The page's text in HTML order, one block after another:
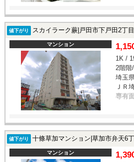
値下がり スカイラーク蕨|戸田市下戸田2丁
マンション
1K /
2階階
埼玉
ＪＲ
専有
値下がり 十條草加マンション|草加市弁天6
マンション